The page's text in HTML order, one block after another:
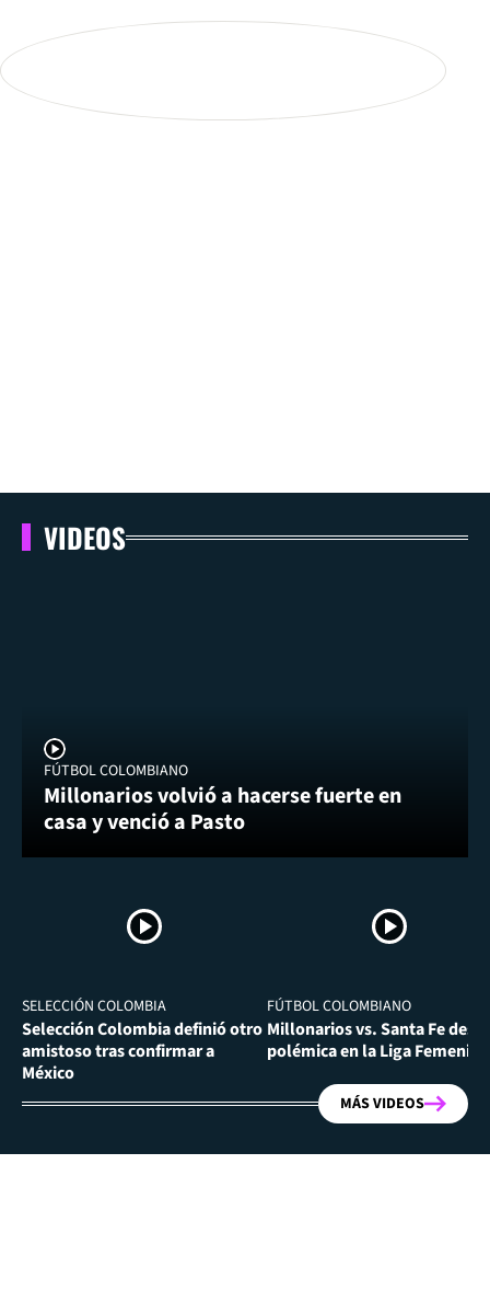
VIDEOS
FÚTBOL COLOMBIANO
Millonarios volvió a hacerse fuerte en
casa y venció a Pasto
SELECCIÓN COLOMBIA
Selección Colombia definió otro
amistoso tras confirmar a
México
FÚTBOL COLOMBIANO
Millonarios vs. Santa Fe
polémica en la Liga Femenina
MÁS VIDEOS